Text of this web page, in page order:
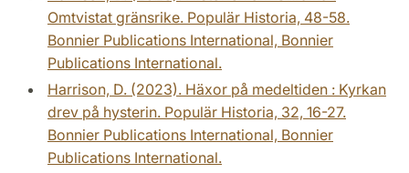
Omtvistat gränsrike. Populär Historia, 48-58.
Bonnier Publications International, Bonnier
Publications International.
Harrison, D. (2023). Häxor på medeltiden : Kyrkan
drev på hysterin. Populär Historia, 32, 16-27.
Bonnier Publications International, Bonnier
Publications International.